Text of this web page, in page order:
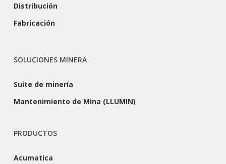
Distribución
Fabricación
SOLUCIONES MINERA
Suite de minería
Mantenimiento de Mina (LLUMIN)
PRODUCTOS
Acumatica